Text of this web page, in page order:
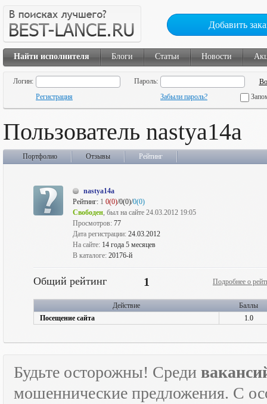
Добавить
Найти исполнителя Блоги Статьи Новости
Логин:
Пароль:
Регистрация
Забыли пароль?
Пользователь nastya14a
Портфолио Отзывы Рейтинг
nastya14a
Рейтинг: 1 0(0)/0(0)/0(0)
Свободен, был на сайте 24.03.2012 19:05
Просмотров: 77
Дата регистрации: 24.03.2012
На сайте: 14 года 5 месяцев
В каталоге: 20176-й
Общий рейтинг 1 Подробнее о
Действие
Баллы
Посещение сайта
1.0
Будьте осторожны! Среди
мошеннические предложения. С